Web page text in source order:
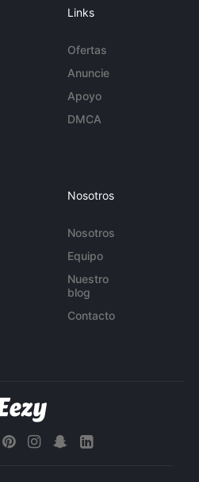
Links
Ofertas
Anuncie
Apoyo
DMCA
Nosotros
Nosotros
Equipo
Nuestro
blog
Contacto